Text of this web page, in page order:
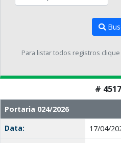
Para listar todos registros
#
Portaria 024/2026
Data:
17/04/